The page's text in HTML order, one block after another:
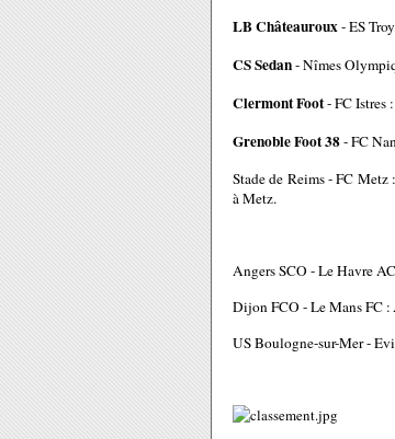
LB Châteauroux- ES
CS Sedan- Nîmes
Clermont Foot- FC Istres
Grenoble Foot 38- FC
Stade de Reims - FC
à Metz.
Angers SCO - Le Havre
Dijon FCO - Le Mans FC :
US Boulogne-sur-Mer -